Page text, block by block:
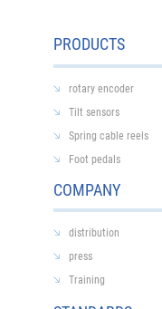
PRODUCTS
COMPANY
rotary encoder
Tilt sensors
Spring cable reels
Foot pedals
distribution
press
Training